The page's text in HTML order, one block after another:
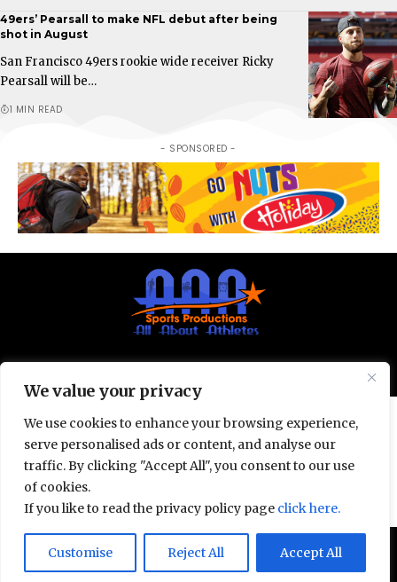
We value your privacy
We use cookies to enhance your browsing experience,
serve personalised ads or content, and analyse our
traffic. By clicking "Accept All", you consent to our use
of cookies.
If you like to read the privacy policy page click here.
Customise Reject All Accept All
Door deze site te gebruiken, ga je akkoord met het
Gebruiksvoorwaarden
Accept
49ers’ Pearsall to make NFL debut after being
shot in August
San Francisco 49ers rookie wide receiver Ricky
Pearsall will be…
1 MIN READ
- SPONSORED -